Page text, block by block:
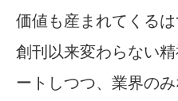
価値も産まれてくる
創刊以来変わらない
ートしつつ、業界の